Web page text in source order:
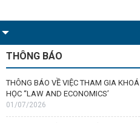
THÔNG BÁO
THÔNG BÁO VỀ VIỆC THAM GIA KHOÁ
HỌC “LAW AND ECONOMICS’
01/07/2026